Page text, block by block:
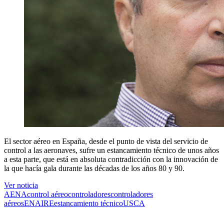
El sector aéreo en España, desde el punto de vista del servicio de
control a las aeronaves, sufre un estancamiento técnico de unos años
a esta parte, que está en absoluta contradicción con la innovación de
la que hacía gala durante las décadas de los años 80 y 90.
Ver noticia
AENAcontrol aéreocontroladorescontroladores
aéreosENAIREestancamiento técnicoUSCA